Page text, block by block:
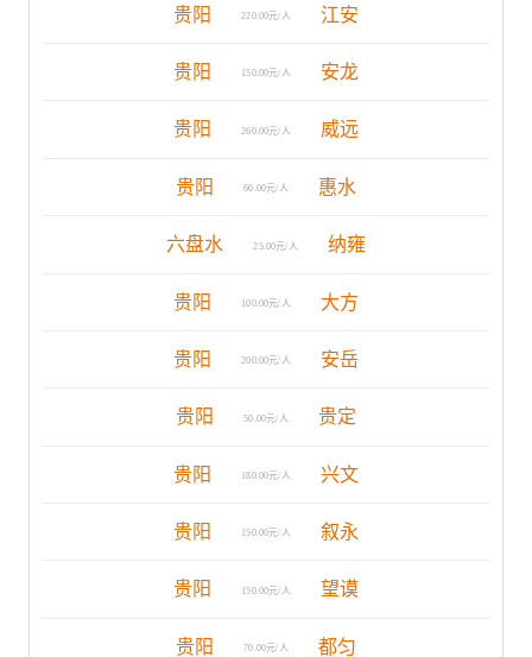
贵阳 220.00元/人 江安
贵阳 150.00元/人 安龙
贵阳 260.00元/人 威远
贵阳 60.00元/人 惠水
六盘水 25.00元/人 纳雍
贵阳 100.00元/人 大方
贵阳 200.00元/人 安岳
贵阳 50.00元/人 贵定
贵阳 180.00元/人 兴文
贵阳 150.00元/人 叙永
贵阳 150.00元/人 望谟
贵阳 70.00元/人 都匀